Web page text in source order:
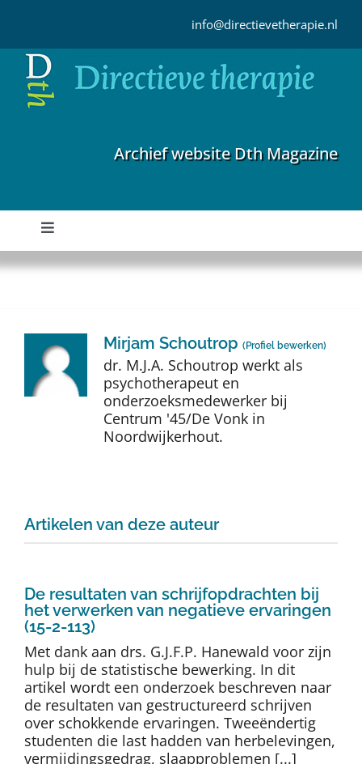
inhoud
info@directievetherapie.nl
Archief website Dth Magazine
Toggle
Navigation
Home
Auteurs
TDT Overzicht
Mirjam Schoutrop ( Profiel bewerken)
dr. M.J.A. Schoutrop werkt als
psychotherapeut en
onderzoeksmedewerker bij
Centrum '45/De Vonk in
Noordwijkerhout.
Artikelen van deze auteur
De resultaten van schrijfopdrachten bij
het verwerken van negatieve ervaringen
(15-2-113)
Met dank aan drs. G.J.F.P. Hanewald voor zijn
hulp bij de statistische bewerking. In dit
artikel wordt een onderzoek beschreven naar
de resultaten van gestructureerd schrijven
over schokkende ervaringen. Tweeëndertig
studenten die last hadden van herbelevingen,
vermijdingsgedrag, slaapproblemen [...]